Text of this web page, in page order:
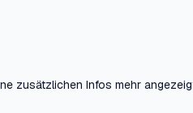
zusätzlichen Infos mehr